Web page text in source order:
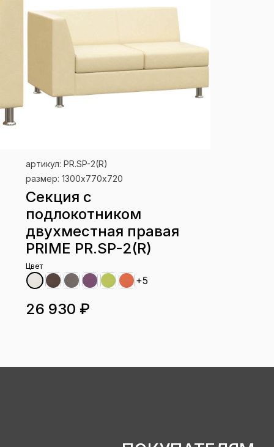
артикул: PR.SP-2(R)
размер: 1300х770х720
Секция с
подлокотником
двухместная правая
PRIME PR.SP-2(R)
Цвет
+5
26 930 ₽